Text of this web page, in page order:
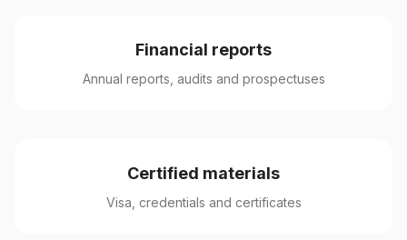
Financial reports
Annual reports, audits and prospectuses
Certified materials
Visa, credentials and certificates